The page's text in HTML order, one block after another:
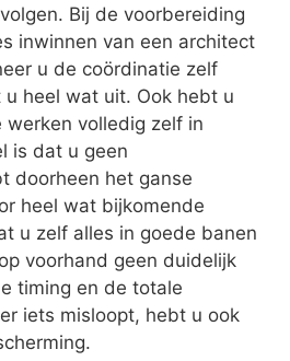
Bij de voorbereiding
inwinnen van een architect
u de coördinatie zelf
heel wat uit. Ook hebt u
volledig zelf in
is dat u geen
doorheen het ganse
heel wat bijkomende
u zelf alles in goede banen
voorhand geen duidelijk
timing en de totale
iets misloopt, hebt u ook